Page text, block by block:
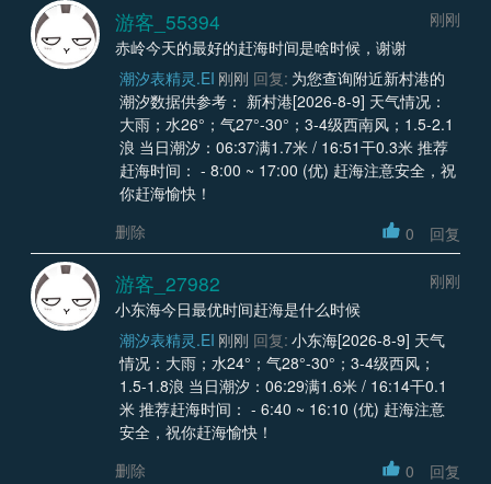
游客_55394
刚刚
赤岭今天的最好的赶海时间是啥时候，谢谢
潮汐表精灵.EI 刚刚 回复: 为您查询附近新村港的
潮汐数据供参考： 新村港[2026-8-9] 天气情况：
大雨；水26°；气27°-30°；3-4级西南风；1.5-2.1
浪 当日潮汐：06:37满1.7米 / 16:51干0.3米 推荐
赶海时间： - 8:00 ~ 17:00 (优) 赶海注意安全，祝
你赶海愉快！
删除
0 回复
游客_27982
刚刚
小东海今日最优时间赶海是什么时候
潮汐表精灵.EI 刚刚 回复: 小东海[2026-8-9] 天气
情况：大雨；水24°；气28°-30°；3-4级西风；
1.5-1.8浪 当日潮汐：06:29满1.6米 / 16:14干0.1
米 推荐赶海时间： - 6:40 ~ 16:10 (优) 赶海注意
安全，祝你赶海愉快！
删除
0 回复